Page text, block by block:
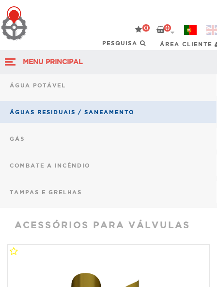
0 0
ÁREA CLIENTE
MENU PRINCIPAL
ÁGUA POTÁVEL
ÁGUAS RESIDUAIS / SANEAMENTO
GÁS
COMBATE A INCÊNDIO
TAMPAS E GRELHAS
ACESSÓRIOS PARA VÁLVULAS